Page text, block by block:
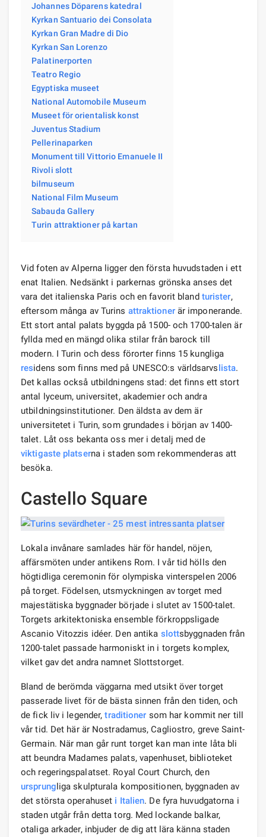
Johannes Döparens katedral
Kyrkan Santuario dei Consolata
Kyrkan Gran Madre di Dio
Kyrkan San Lorenzo
Palatinerporten
Teatro Regio
Egyptiska museet
National Automobile Museum
Museet för orientalisk konst
Juventus Stadium
Pellerinaparken
Monument till Vittorio Emanuele II
Rivoli slott
bilmuseum
National Film Museum
Sabauda Gallery
Turin attraktioner på kartan
Vid foten av Alperna ligger den första huvudstaden i ett
enat Italien. Nedsänkt i parkernas grönska anses det
vara det italienska Paris och en favorit bland turister,
eftersom många av Turins attraktionerär imponerande.
Ett stort antal palats byggda på 1500- och 1700-talen är
fyllda med en mängd olika stilar från barock till
modern. I Turin och dess förorter finns 15 kungliga
residens som finns med på UNESCO:s världsarvslista.
Det kallas också utbildningens stad: det finns ett stort
antal lyceum, universitet, akademier och andra
utbildningsinstitutioner. Den äldsta av dem är
universitetet i Turin, som grundades i början av 1400-
talet. Låt oss bekanta oss mer i detalj med de
viktigaste platserna i staden som rekommenderas att
besöka.
Castello Square
Lokala invånare samlades här för handel, nöjen,
affärsmöten under antikens Rom. I vår tid hölls den
högtidliga ceremonin för olympiska vinterspelen 2006
på torget. Födelsen, utsmyckningen av torget med
majestätiska byggnader började i slutet av 1500-talet.
Torgets arkitektoniska ensemble förkroppsligade
Ascanio Vitozzis idéer. Den antika slottsbyggnaden från
1200-talet passade harmoniskt in i torgets komplex,
vilket gav det andra namnet Slottstorget.
Bland de berömda väggarna med utsikt över torget
passerade livet för de bästa sinnen från den tiden, och
de fick liv i legender,traditioner som har kommit ner till
vår tid. Det här är Nostradamus, Cagliostro, greve Saint-
Germain. När man går runt torget kan man inte låta bli
att beundra Madames palats, vapenhuset, biblioteket
och regeringspalatset. Royal Court Church, den
ursprungliga skulpturala kompositionen, byggnaden av
det största operahuset i Italien. De fyra huvudgatorna i
staden utgår från detta torg. Med lockande balkar,
otaliga arkader, inbjuder de dig att lära känna staden